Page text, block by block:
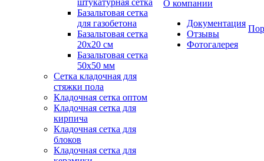
штукатурная сетка
Базальтовая сетка
для газобетона
Базальтовая сетка
20x20 см
Базальтовая сетка
50x50 мм
Сетка кладочная для
стяжки пола
Кладочная сетка оптом
Кладочная сетка для
кирпича
Кладочная сетка для
блоков
Кладочная сетка для
О компании
Документация
Отзывы
Фотогалерея